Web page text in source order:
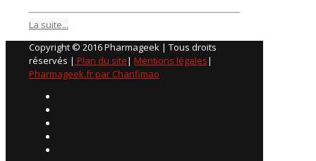
La suite...
Copyright © 2016 Pharmageek | Tous droits
réservés | Plan du site| Mentions légales|
Pharmageek.fr par Chanfimao